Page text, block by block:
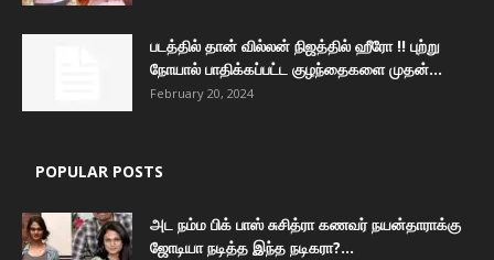
படத்தில் தான் வில்லன் நிஜத்தில் ஹீரோ !! புற்று
நோயால் பாதிக்கப்பட்ட குழந்தைகளை முதன்...
February 20, 2024
POPULAR POSTS
அட நம்ம பிக் பாஸ் சுசித்ரா கணவர் நயன்தாராக்கு
ஜோடியா நடித்த இந்த நடிகரா?...